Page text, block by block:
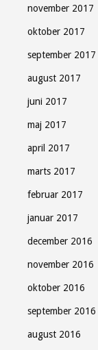
november 2017
oktober 2017
september 2017
august 2017
juni 2017
maj 2017
april 2017
marts 2017
februar 2017
januar 2017
december 2016
november 2016
oktober 2016
september 2016
august 2016